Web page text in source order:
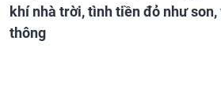
khí nhà trời, tình tiền đỏ như
thông